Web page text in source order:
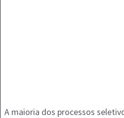
A maioria dos processos